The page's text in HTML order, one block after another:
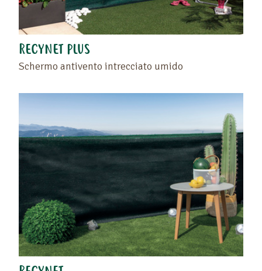
RECYNET PLUS
Schermo antivento intrecciato umido